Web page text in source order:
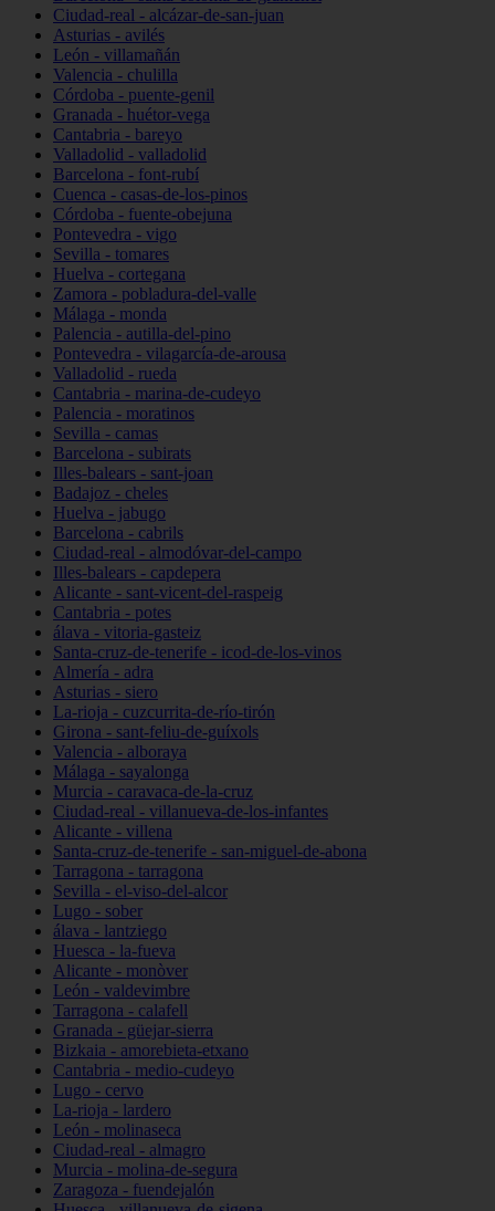
Ciudad-real - alcázar-de-san-juan
Asturias - avilés
León - villamañán
Valencia - chulilla
Córdoba - puente-genil
Granada - huétor-vega
Cantabria - bareyo
Valladolid - valladolid
Barcelona - font-rubí
Cuenca - casas-de-los-pinos
Córdoba - fuente-obejuna
Pontevedra - vigo
Sevilla - tomares
Huelva - cortegana
Zamora - pobladura-del-valle
Málaga - monda
Palencia - autilla-del-pino
Pontevedra - vilagarcía-de-arousa
Valladolid - rueda
Cantabria - marina-de-cudeyo
Palencia - moratinos
Sevilla - camas
Barcelona - subirats
Illes-balears - sant-joan
Badajoz - cheles
Huelva - jabugo
Barcelona - cabrils
Ciudad-real - almodóvar-del-campo
Illes-balears - capdepera
Alicante - sant-vicent-del-raspeig
Cantabria - potes
álava - vitoria-gasteiz
Santa-cruz-de-tenerife - icod-de-los-vinos
Almería - adra
Asturias - siero
La-rioja - cuzcurrita-de-río-tirón
Girona - sant-feliu-de-guíxols
Valencia - alboraya
Málaga - sayalonga
Murcia - caravaca-de-la-cruz
Ciudad-real - villanueva-de-los-infantes
Alicante - villena
Santa-cruz-de-tenerife - san-miguel-de-abona
Tarragona - tarragona
Sevilla - el-viso-del-alcor
Lugo - sober
álava - lantziego
Huesca - la-fueva
Alicante - monòver
León - valdevimbre
Tarragona - calafell
Granada - güejar-sierra
Bizkaia - amorebieta-etxano
Cantabria - medio-cudeyo
Lugo - cervo
La-rioja - lardero
León - molinaseca
Ciudad-real - almagro
Murcia - molina-de-segura
Zaragoza - fuendejalón